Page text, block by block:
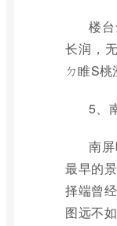
楼
长润，
ㄉ睢S
5、
南
最早的
择端曾
图远不